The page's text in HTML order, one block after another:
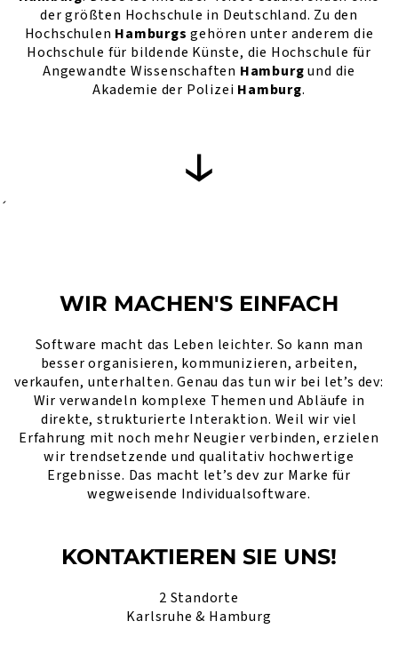
der größten Hochschule in Deutschland. Zu den
Hochschulen Hamburgs gehören unter anderem die
Hochschule für bildende Künste, die Hochschule für
Angewandte Wissenschaften Hamburgund die
Akademie der Polizei Hamburg.
´
WIR MACHEN'S EINFACH
Software macht das Leben leichter. So kann man
besser organisieren, kommunizieren, arbeiten,
verkaufen, unterhalten. Genau das tun wir bei let’s dev:
Wir verwandeln komplexe Themen und Abläufe in
direkte, strukturierte Interaktion. Weil wir viel
Erfahrung mit noch mehr Neugier verbinden, erzielen
wir trendsetzende und qualitativ hochwertige
Ergebnisse. Das macht let’s dev zur Marke für
wegweisende Individualsoftware.
KONTAKTIEREN SIE UNS!
2 Standorte
Karlsruhe & Hamburg